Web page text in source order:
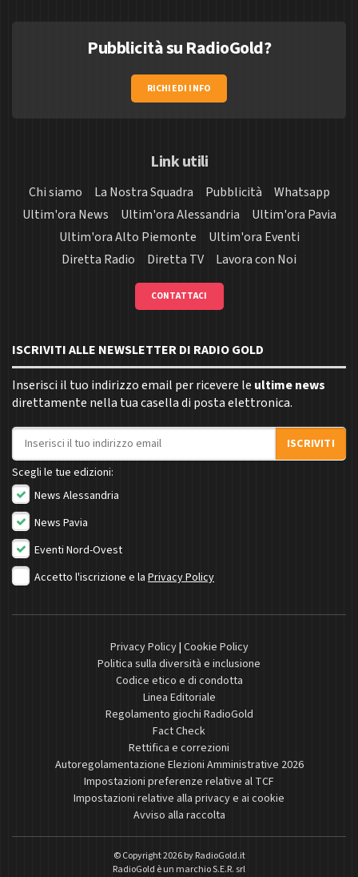
Pubblicità su RadioGold?
RICHIEDI INFO
Link utili
Chi siamo La Nostra Squadra Pubblicità
Whatsapp
Ultim'ora News
Ultim'ora Alessandria
Ultim'ora Pavia
Ultim'ora Alto Piemonte
Ultim'ora Eventi
Diretta Radio
Diretta TV Lavora con Noi
CONTATTACI
ISCRIVITI ALLE NEWSLETTER DI RADIO GOLD
Inserisci il tuo indirizzo email per ricevere le ultime news
direttamente nella tua casella di posta elettronica.
Indirizzo email
ISCRIVITI
Scegli le tue edizioni:
News Alessandria
News Pavia
Eventi Nord-Ovest
Accetto l'iscrizione e la Privacy Policy
Privacy Policy| Cookie Policy
Politica sulla diversità e inclusione
Codice etico e di condotta
Linea Editoriale
Regolamento giochi RadioGold
Fact Check
Rettifica e correzioni
Autoregolamentazione Elezioni Amministrative 2026
Impostazioni preferenze relative al TCF
Impostazioni relative alla privacy e ai cookie
Avviso alla raccolta
© Copyright 2026 byRadioGold.it
RadioGold è un marchio S.E.R. srl